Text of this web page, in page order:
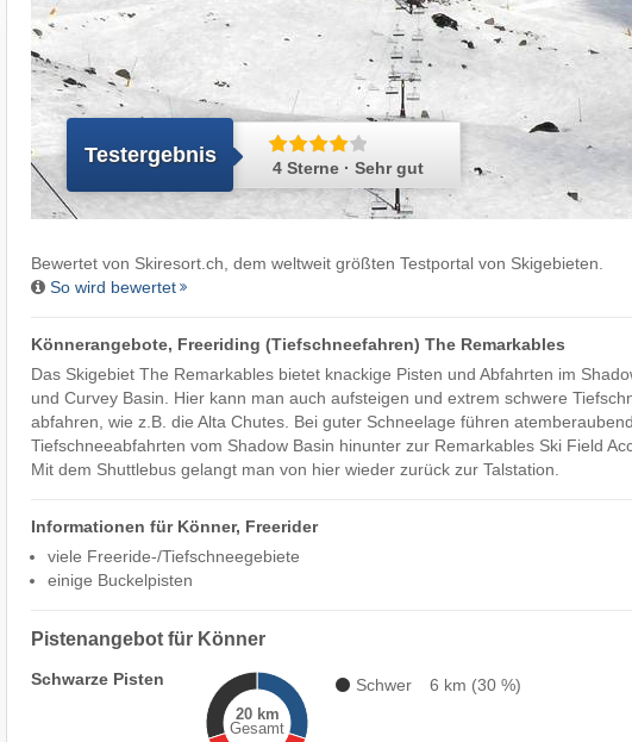
Testergebnis
4 Sterne · Sehr gut
Bewertet von Skiresort.ch, dem weltweit größten Testportal von Skigebieten.
So wird bewertet
Könnerangebote, Freeriding (Tiefschneefahren) The Remarkables
Das Skigebiet The Remarkables bietet knackige Pisten und Abfahrten im
und Curvey Basin. Hier kann man auch aufsteigen und extrem schwere
abfahren, wie z.B. die Alta Chutes. Bei guter Schneelage führen
Tiefschneeabfahrten vom Shadow Basin hinunter zur Remarkables Ski Field
Mit dem Shuttlebus gelangt man von hier wieder zurück zur Talstation.
Informationen für Könner, Freerider
viele Freeride-/Tiefschneegebiete
einige Buckelpisten
Pistenangebot für Könner
Schwarze Pisten
20 km
Gesamt
Schwer 6 km (30 %)